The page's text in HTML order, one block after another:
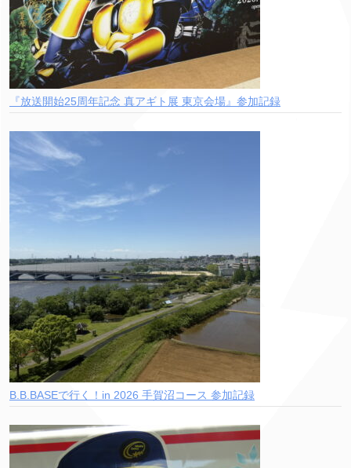
『放送開始25周年記念 真アギト展 東京会場』参加記録
B.B.BASEで行く！in 2026 手賀沼コース 参加記録